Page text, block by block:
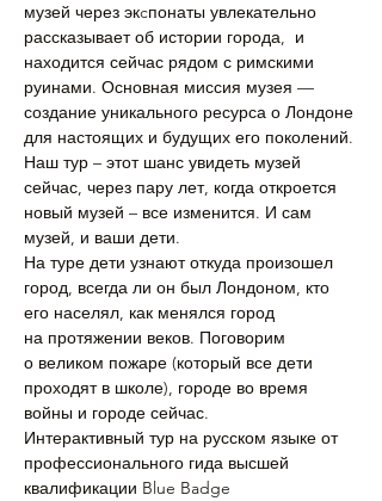
музей через экcпонаты увлекательно
рассказывает об истории города,  и
находится сейчас рядом с римскими
руинами. Основная миссия музея —
создание уникального ресурса о Лондоне
для настоящих и будущих его поколений.
Наш тур – этот шанс увидеть музей
сейчас, через пару лет, когда откроется
новый музей – все изменится. И сам
музей, и ваши дети.
На туре дети узнают откуда произошел
город, всегда ли он был Лондоном, кто
его населял, как менялся город
на протяжении веков. Поговорим
о великом пожаре (который все дети
проходят в школе), городе во время
войны и городе сейчас.
Интерактивный тур на русском языке от
профессионального гида высшей
квалификации Blue Badge